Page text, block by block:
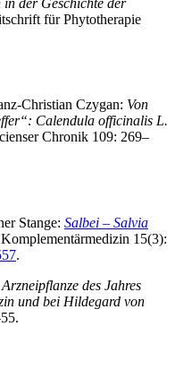
für Phytotherapie
Christian Czygan: Von
Calendula officinalis L.
Chronik 109: 269–
Stange: Salbei – Salvia
15(3):
.
des Jahres
und bei Hildegard von